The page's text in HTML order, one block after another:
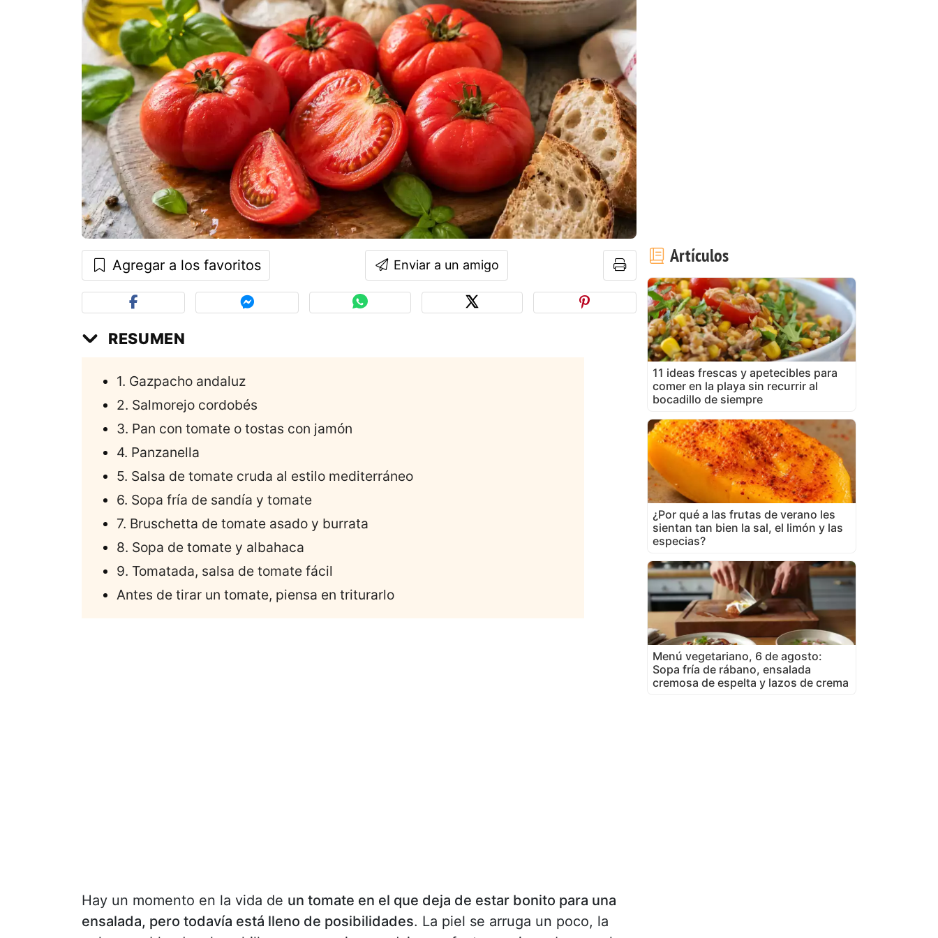
Agregar a los favoritos Enviar a un amigo
RESUMEN
1. Gazpacho andaluz
2. Salmorejo cordobés
3. Pan con tomate o tostas con jamón
4. Panzanella
5. Salsa de tomate cruda al estilo mediterráneo
6. Sopa fría de sandía y tomate
7. Bruschetta de tomate asado y burrata
8. Sopa de tomate y albahaca
9. Tomatada, salsa de tomate fácil
Antes de tirar un tomate, piensa en triturarlo
Hay un momento en la vida de un tomate en el que deja de estar bonito para una
ensalada, pero todavía está lleno de posibilidades. La piel se arruga un poco, la
Artículos
11 ideas frescas y apetecibles para
comer en la playa sin recurrir al
bocadillo de siempre
¿Por qué a las frutas de verano les
sientan tan bien la sal, el limón y las
especias?
Menú vegetariano, 6 de agosto:
Sopa fría de rábano, ensalada
cremosa de espelta y lazos de crema